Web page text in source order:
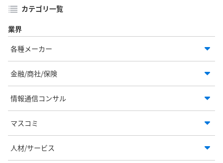
カテゴリ一覧
業界
各種メーカー
金融/商社/保険
情報通信コンサル
マスコミ
人材/サービス